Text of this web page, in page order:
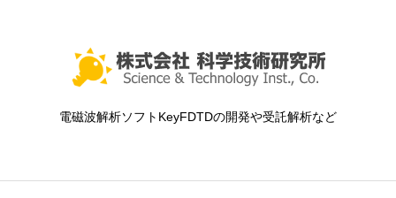
電磁波解析ソフトKeyFDTDの開発や受託解析など